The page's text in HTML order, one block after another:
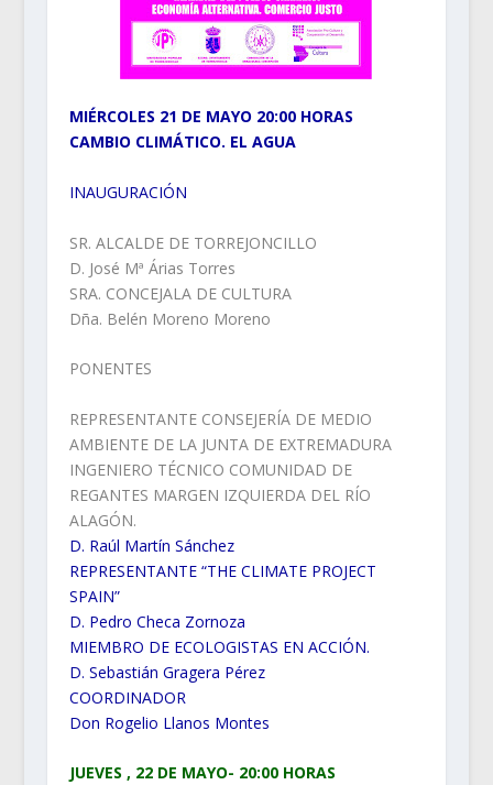
MIÉRCOLES 21 DE MAYO 20:00 HORAS
CAMBIO CLIMÁTICO. EL AGUA
INAUGURACIÓN
SR. ALCALDE DE TORREJONCILLO
D. José Mª Árias Torres
SRA. CONCEJALA DE CULTURA
Dña. Belén Moreno Moreno
PONENTES
REPRESENTANTE CONSEJERÍA DE MEDIO
AMBIENTE DE LA JUNTA DE EXTREMADURA
INGENIERO TÉCNICO COMUNIDAD DE
REGANTES MARGEN IZQUIERDA DEL RÍO
ALAGÓN.
D. Raúl Martín Sánchez
REPRESENTANTE “THE CLIMATE PROJECT
SPAIN”
D. Pedro Checa Zornoza
MIEMBRO DE ECOLOGISTAS EN ACCIÓN.
D. Sebastián Gragera Pérez
COORDINADOR
Don Rogelio Llanos Montes
JUEVES , 22 DE MAYO- 20:00 HORAS